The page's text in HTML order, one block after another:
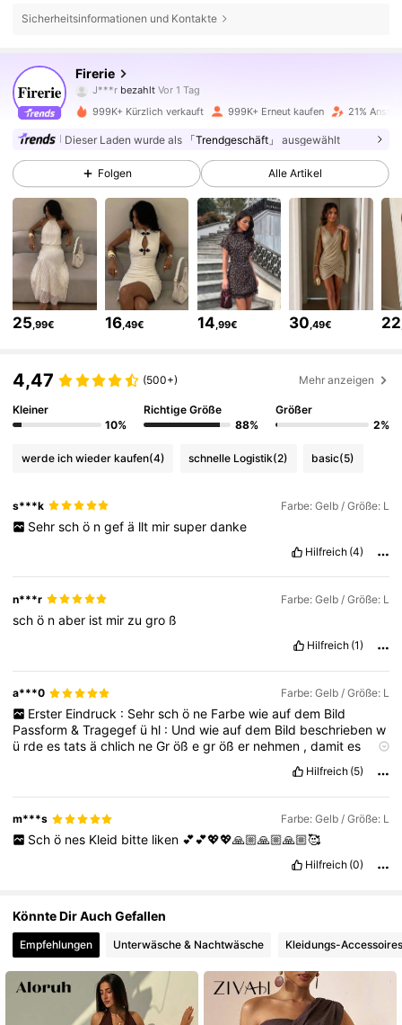
Sicherheitsinformationen und Kontakte
Firerie
J***r bezahlt
a***e istVor 10 Minuten
1.3M Follower
4,79 1.3M Follower
4,79 1.3M Follower
4,79 1.3M Follower
4,79
999K+ Kürzlich verkauft 999K+ Erneut kaufen 21%
Dieser Laden wurde als 「Trendgeschäft」 ausgewählt
Folgen Alle Artikel
25,99€ 16,49€ 14,99€ 30,49€ 22
4,47 (500+) Mehr anzeigen
Kleiner
10%
Richtige Größe
88%
Größer
2%
werde ich wieder kaufen(4) schnelle Logistik(2) basic(5)
s***k Farbe: Gelb / Größe: L
Sehr sch ö n gef ä llt mir super danke
Hilfreich (4)
n***r Farbe: Gelb / Größe: L
schö naber ist mir zugro ß
Hilfreich (1)
a***0 Farbe: Gelb / Größe: L
Erster Eindruck : Sehr sch ö ne Farbe wie auf dem Bild
Passform&Tragegef ü hl : Undwieaufdem Bild beschriebenw
ü rdeestatsächlich neGrößegrößer nehmen ,damites
Verarbeitungistauchgut.
Besonderheiten:WirklichsehrschöneFarbesehrelegantFazit
empfehlen
Hilfreich (5)
m***s Farbe: Gelb / Größe: L
Sch ö nes Kleid bitte liken 💕💕💖💖🙏🏼🙏🏼🙏🏼🥰
Hilfreich (0)
Könnte Dir Auch Gefallen
Empfehlungen Unterwäsche & Nachtwäsche Kleidungs-Accessoires